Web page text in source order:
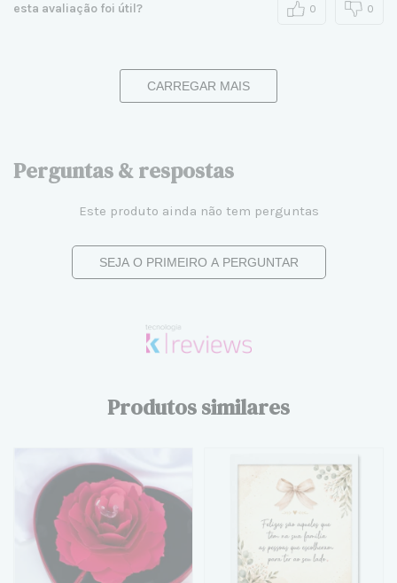
esta avaliação foi útil? 0 0
CARREGAR MAIS
Perguntas & respostas
Este produto ainda não tem perguntas
SEJA O PRIMEIRO A PERGUNTAR
Produtos similares